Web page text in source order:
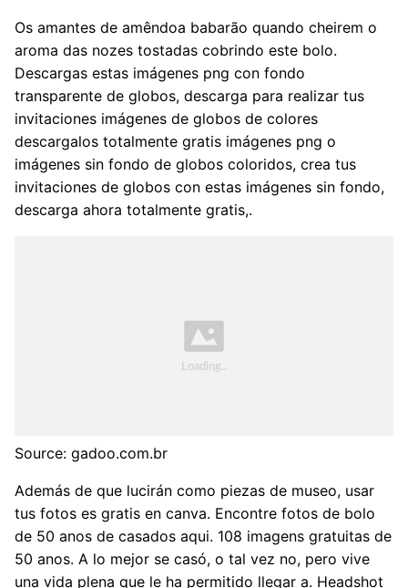
Os amantes de amêndoa babarão quando cheirem o
aroma das nozes tostadas cobrindo este bolo.
Descargas estas imágenes png con fondo
transparente de globos, descarga para realizar tus
invitaciones imágenes de globos de colores
descargalos totalmente gratis imágenes png o
imágenes sin fondo de globos coloridos, crea tus
invitaciones de globos con estas imágenes sin fondo,
descarga ahora totalmente gratis,.
Source: gadoo.com.br
Además de que lucirán como piezas de museo, usar
tus fotos es gratis en canva. Encontre fotos de bolo
de 50 anos de casados aqui. 108 imagens gratuitas de
50 anos. A lo mejor se casó, o tal vez no, pero vive
una vida plena que le ha permitido llegar a. Headshot